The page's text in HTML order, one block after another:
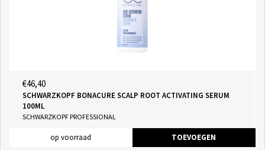
€46,40
SCHWARZKOPF BONACURE SCALP ROOT ACTIVATING SERUM
100ML
SCHWARZKOPF PROFESSIONAL
op voorraad TOEVOEGEN